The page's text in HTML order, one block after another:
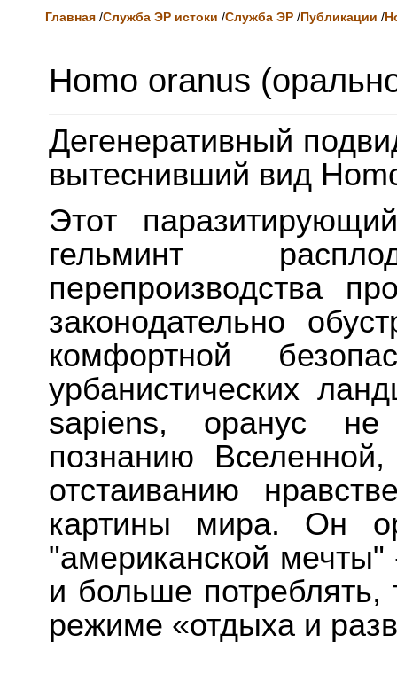
Главная /Служба ЭР истоки /Служба ЭР /Публикации /
Homo oranus
Дегенеративный
вытеснивший вид
Этот
гельминт
перепроизводства
законодательно
комфортной
урбанистических
sapiens, оранус
познанию
отстаиванию
картины мира. Он
"американской
и больше потреблять,
режиме «отдыха и